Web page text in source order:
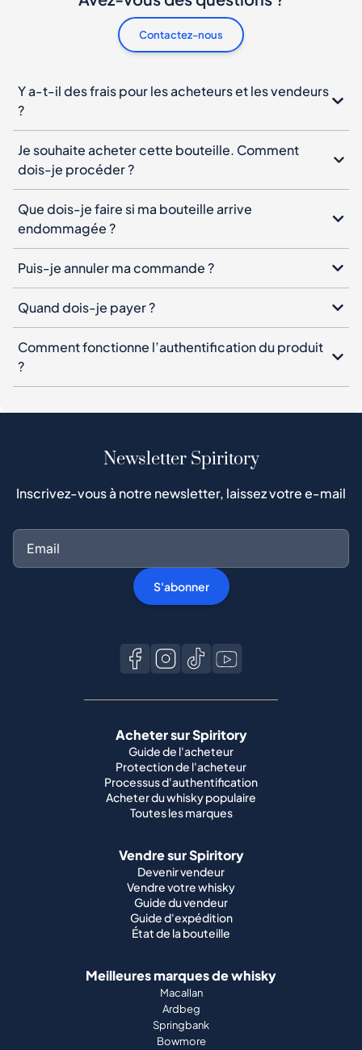
Contactez-nous
Y a-t-il des frais pour les acheteurs et les vendeurs
?
Je souhaite acheter cette bouteille. Comment
dois-je procéder ?
Que dois-je faire si ma bouteille arrive
endommagée ?
Puis-je annuler ma commande ?
Quand dois-je payer ?
Comment fonctionne l’authentification du produit
?
Newsletter Spiritory
Inscrivez-vous à notre newsletter, laissez votre e-mail
S'abonner
Acheter sur Spiritory
Guide de l'acheteur
Protection de l'acheteur
Processus d'authentification
Acheter du whisky populaire
Toutes les marques
Vendre sur Spiritory
Devenir vendeur
Vendre votre whisky
Guide du vendeur
Guide d'expédition
État de la bouteille
Meilleures marques de whisky
Macallan
Ardbeg
Springbank
Bowmore